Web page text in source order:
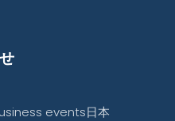
events日本